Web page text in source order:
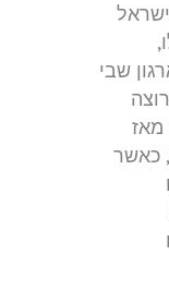
שבי
מאז
כאשר